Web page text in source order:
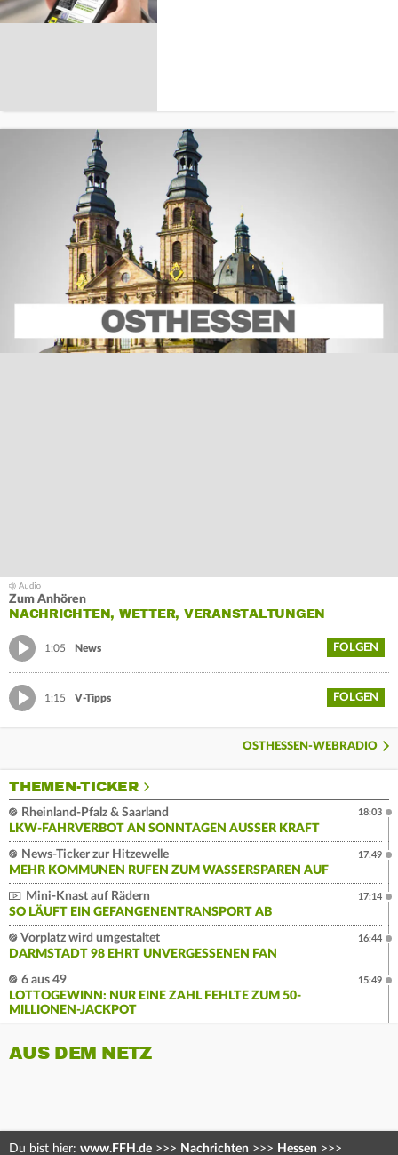
Zum Anhören
NACHRICHTEN, WETTER, VERANSTALTUNGEN
1:05 News FOLGEN
1:15 V-Tipps FOLGEN
OSTHESSEN-WEBRADIO
THEMEN-TICKER
Rheinland-Pfalz & Saarland
LKW-FAHRVERBOT AN SONNTAGEN AUSSER KRAFT
18:03
News-Ticker zur Hitzewelle
MEHR KOMMUNEN RUFEN ZUM WASSERSPAREN AUF
17:49
Mini-Knast auf Rädern
SO LÄUFT EIN GEFANGENENTRANSPORT AB
17:14
Vorplatz wird umgestaltet
DARMSTADT 98 EHRT UNVERGESSENEN FAN
16:44
6 aus 49
LOTTOGEWINN: NUR EINE ZAHL FEHLTE ZUM 50-
MILLIONEN-JACKPOT
15:49
AUS DEM NETZ
Du bist hier: www.FFH.de >>> Nachrichten >>> Hessen >>>